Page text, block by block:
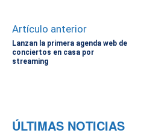
Artículo anterior
Lanzan la primera agenda web de
conciertos en casa por
streaming
ÚLTIMAS NOTICIAS